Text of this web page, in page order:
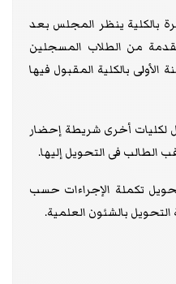
بالكلية ينظر المجلس بعد
من الطلاب المسجلين
بالكلية المقبول فيها
لكليات أخرى شريطة إحضار
الطالب فى التحويل إليها.
تكملة الإجراءات حسب
بالشئون العلمية.